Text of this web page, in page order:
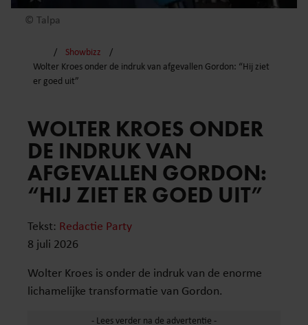
© Talpa
Showbizz
Wolter Kroes onder de indruk van afgevallen Gordon: “Hij ziet
er goed uit”
WOLTER KROES ONDER
DE INDRUK VAN
AFGEVALLEN GORDON:
“HIJ ZIET ER GOED UIT”
Tekst: Redactie Party
8 juli 2026
Wolter Kroes is onder de indruk van de enorme
lichamelijke transformatie van Gordon.